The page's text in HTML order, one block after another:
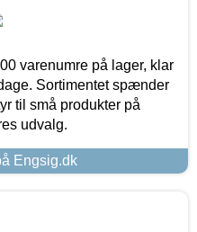
varenumre på lager, klar
Sortimentet spænder
til små produkter på
udvalg.
Engsig.dk